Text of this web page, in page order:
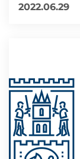
2022.06.29